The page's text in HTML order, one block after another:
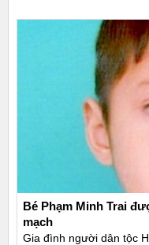
Bé Phạm Minh Trai
mạch
Gia đình người dân tộc